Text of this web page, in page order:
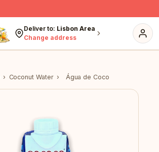
Deliver to: Lisbon Area
Change address
› Coconut Water › Água de Coco